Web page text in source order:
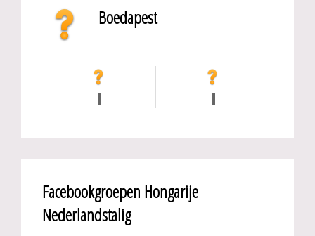
Boedapest
Facebookgroepen Hongarije
Nederlandstalig